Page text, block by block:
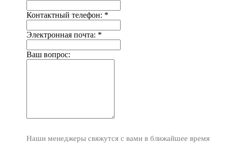
Контактный телефон: *
Электронная почта: *
Ваш вопрос:
Наши менеджеры свяжутся с вами в ближайшее время